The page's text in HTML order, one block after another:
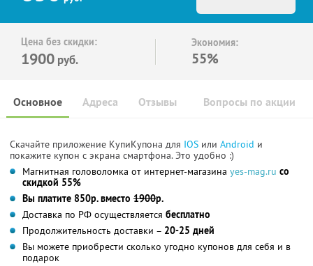
Цена без скидки:
1900 руб.
Экономия:
55%
Основное Отзывы Вопросы по акции
Адреса
Скачайте приложение КупиКупона для IOS или Android и
покажите купон с экрана смартфона. Это удобно :)
Магнитная головоломка от интернет-магазина yes-mag.ru со
скидкой 55%
Вы платите 850р. вместо 1900р.
Доставка по РФ осуществляется бесплатно
Продолжительность доставки – 20-25 дней
Вы можете приобрести сколько угодно купонов для себя и в
подарок